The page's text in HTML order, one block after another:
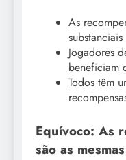
As
Jogadores
beneficiam
Todos têm
Equívoco: As
são as